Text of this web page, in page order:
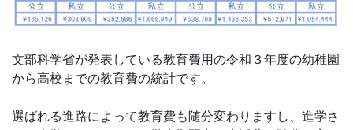
文部科学省が発表している教育費用の令和３年度の幼稚園
から高校までの教育費の統計です。
選ばれる進路によって教育費も随分変わりますし、進学さ